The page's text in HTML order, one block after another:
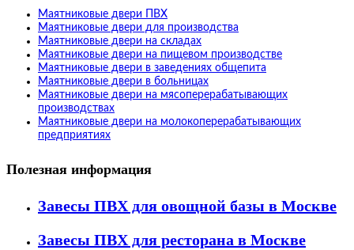
Маятниковые двери ПВХ
Маятниковые двери для производства
Маятниковые двери на складах
Маятниковые двери на пищевом производстве
Маятниковые двери в заведениях общепита
Маятниковые двери в больницах
Маятниковые двери на мясоперерабатывающих
производствах
Маятниковые двери на молокоперерабатывающих
предприятиях
Полезная информация
Завесы ПВХ для овощной базы в Москве
Завесы ПВХ для ресторана в Москве